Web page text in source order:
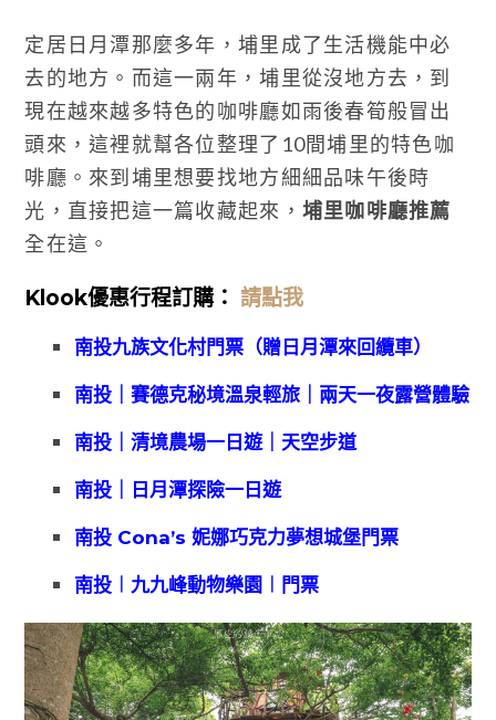
定居日月潭那麼多年，埔里成了生活機能中必
去的地方。而這一兩年，埔里從沒地方去，到
現在越來越多特色的咖啡廳如雨後春筍般冒出
頭來，這裡就幫各位整理了10間埔里的特色咖
啡廳。來到埔里想要找地方細細品味午後時
光，直接把這一篇收藏起來， 埔里咖啡廳推薦
全在這。
Klook優惠行程訂購： 請點我
南投九族文化村門票（贈日月潭來回纜車）
南投｜賽德克秘境溫泉輕旅｜兩天一夜露營體驗
南投｜清境農場一日遊｜天空步道
南投｜日月潭探險一日遊
南投 Cona’s 妮娜巧克力夢想城堡門票
南投︱九九峰動物樂園︱門票